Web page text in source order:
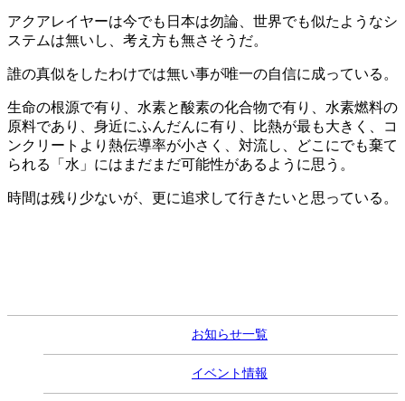
アクアレイヤーは今でも日本は勿論、世界でも似たようなシ
ステムは無いし、考え方も無さそうだ。
誰の真似をしたわけでは無い事が唯一の自信に成っている。
生命の根源で有り、水素と酸素の化合物で有り、水素燃料の
原料であり、身近にふんだんに有り、比熱が最も大きく、コ
ンクリートより熱伝導率が小さく、対流し、どこにでも棄て
られる「水」にはまだまだ可能性があるように思う。
時間は残り少ないが、更に追求して行きたいと思っている。
お知らせ一覧
イベント情報